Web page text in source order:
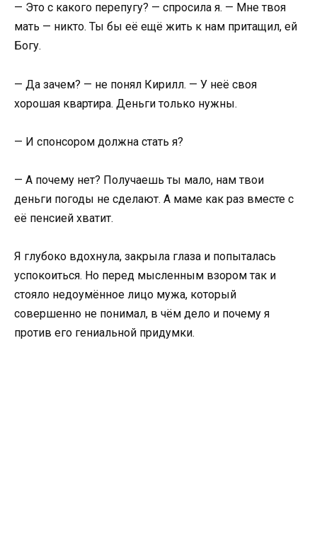
— Это с какого перепугу? — спросила я. — Мне твоя
мать — никто. Ты бы её ещё жить к нам притащил, ей
Богу.
— Да зачем? — не понял Кирилл. — У неё своя
хорошая квартира. Деньги только нужны.
— И спонсором должна стать я?
— А почему нет? Получаешь ты мало, нам твои
деньги погоды не сделают. А маме как раз вместе с
её пенсией хватит.
Я глубоко вдохнула, закрыла глаза и попыталась
успокоиться. Но перед мысленным взором так и
стояло недоумённое лицо мужа, который
совершенно не понимал, в чём дело и почему я
против его гениальной придумки.